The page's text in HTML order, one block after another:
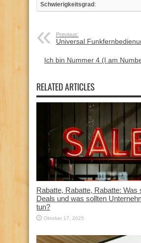
Schwierigkeitsgrad:
Previous:
Universal
Ich bin Nummer 4 (I am
RELATED ARTICLES
Rabatte, Rabatte, Rabatte: Was
Deals und was sollten
tun?
Oktober 17, 2025